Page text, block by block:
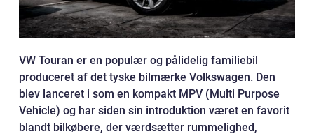
VW Touran er en populær og pålidelig familiebil
produceret af det tyske bilmærke Volkswagen. Den
blev lanceret i som en kompakt MPV (Multi Purpose
Vehicle) og har siden sin introduktion været en favorit
blandt bilkøbere, der værdsætter rummelighed,